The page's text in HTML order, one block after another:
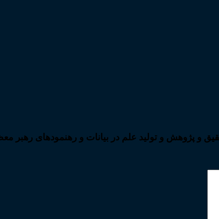
و پژوهش و تولید علم در بیانات و رهنمودهای رهبر